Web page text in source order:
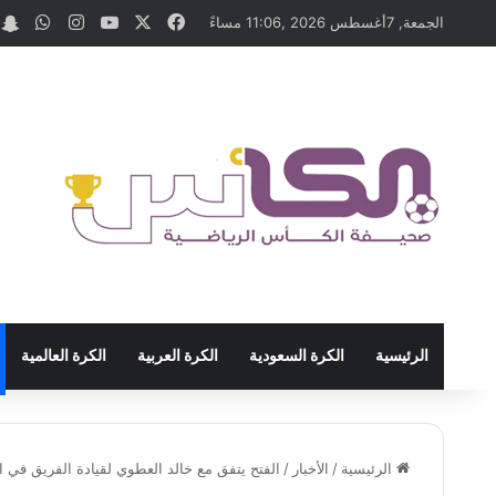
الجمعة, 7أغسطس 2026 ,11:06 مساءً فيسبوك ‫YouTubeانستقرام
الرئيسية الكرة السعودية الكرة العربية الكرة العالمية
الرئيسية / الأخبار / الفتح يتفق مع خالد العطوي لقيادة الفريق في